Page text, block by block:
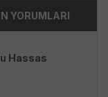
YORUMLARI
Hassas